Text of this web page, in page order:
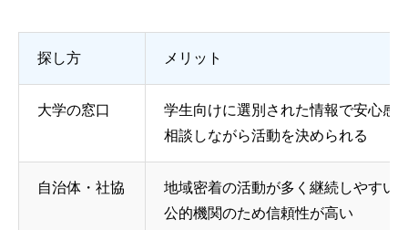
探し方 メリット
大学の窓口
学生向けに選別された情報で安心感
相談しながら活動を決められる
自治体・社協
地域密着の活動が多く継続しやすい
公的機関のため信頼性が高い